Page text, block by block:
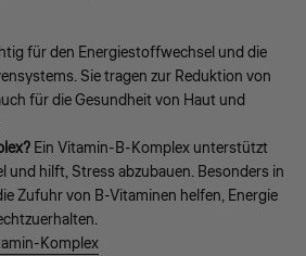
für den Energiestoffwechsel und die
Sie tragen zur Reduktion von
für die Gesundheit von Haut und
Ein Vitamin-B-Komplex unterstützt
und hilft, Stress abzubauen. Besonders in
Zufuhr von B-Vitaminen helfen, Energie
Komplex